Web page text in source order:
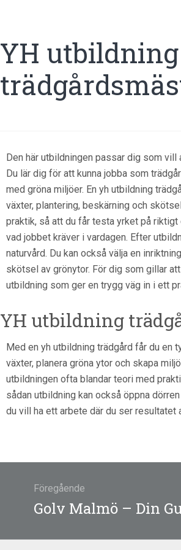
YH
Den här utbildningen passar dig som
Du lär dig för att kunna jobba som
med gröna miljöer. En yh utbildning
växter, plantering, beskärning och
praktik, så att du får testa yrket på
vad jobbet kräver i vardagen. Efter
naturvård. Du kan också välja en
skötsel av grönytor. För dig som gillar
utbildning som ger en trygg väg in i ett
YH utbildning
Med en yh utbildning trädgård får du en
växter, planera gröna ytor och skapa
utbildningen ofta blandar teori med
sådan utbildning kan också öppna
du vill ha ett arbete där du ser resultatet
Föregående
:Golv Malmö – Din